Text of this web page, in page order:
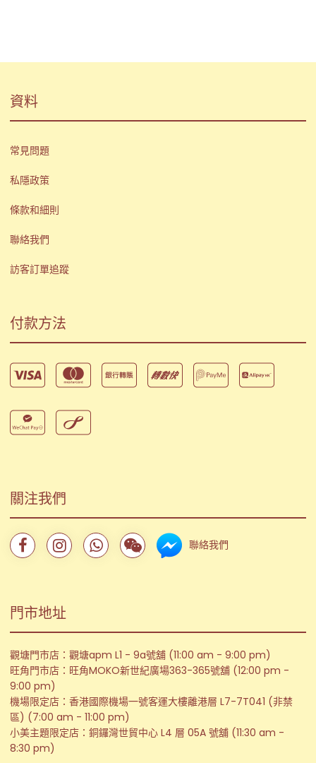
資料
常見問題
私隱政策
條款和細則
聯絡我們
訪客訂單追蹤
付款方法
關注我們
聯絡我們
門市地址
觀塘門市店：觀塘apm L1 - 9a號舖 (11:00 am - 9:00 pm)
旺角門市店：旺角MOKO新世紀廣場363-365號舖 (12:00 pm -
9:00 pm)
機場限定店：香港國際機場一號客運大樓離港層 L7-7T041 (非禁
區) (7:00 am - 11:00 pm)
小美主題限定店：銅鑼灣世貿中心 L4 層 05A 號舖 (11:30 am -
8:30 pm)